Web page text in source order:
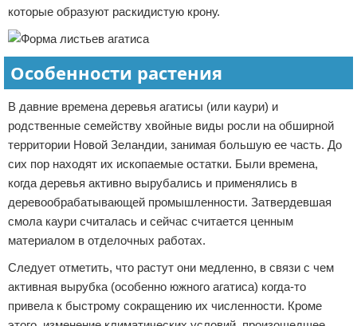
которые образуют раскидистую крону.
Особенности растения
В давние времена деревья агатисы (или каури) и
родственные семейству хвойные виды росли на обширной
территории Новой Зеландии, занимая большую ее часть. До
сих пор находят их ископаемые остатки. Были времена,
когда деревья активно вырубались и применялись в
деревообрабатывающей промышленности. Затвердевшая
смола каури считалась и сейчас считается ценным
материалом в отделочных работах.
Следует отметить, что растут они медленно, в связи с чем
активная вырубка (особенно южного агатиса) когда-то
привела к быстрому сокращению их численности. Кроме